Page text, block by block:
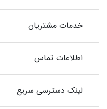
خدمات مشتریان
اطلاعات تماس
لینک دسترسی سریع